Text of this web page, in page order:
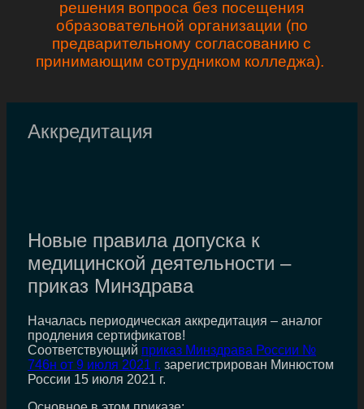
решения вопроса без посещения
образовательной организации (по
предварительному согласованию с
принимающим сотрудником колледжа).
Аккредитация
Новые правила допуска к
медицинской деятельности –
приказ Минздрава
Началась периодическая аккредитация – аналог
продления сертификатов!
Соответствующий приказ Минздрава России №
746н от 9 июля 2021 г. зарегистрирован Минюстом
России 15 июля 2021 г.